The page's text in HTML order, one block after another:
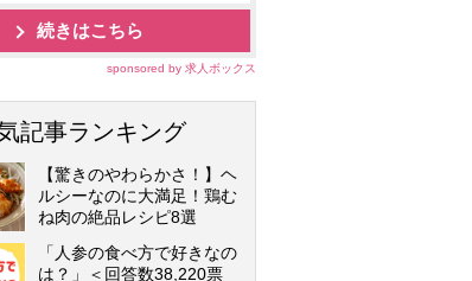
続きはこちら
sponsored by 求人ボックス
記事ランキング
【驚きのやわらかさ！】ヘ
ルシーなのに大満足！鶏む
ね肉の絶品レシピ8選
「人参の食べ方で好きなの
は？」＜回答数38,220票